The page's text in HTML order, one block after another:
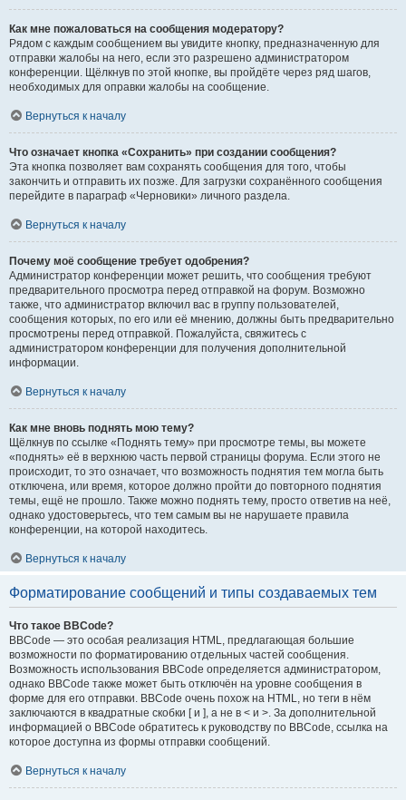
Как мне пожаловаться на сообщения модератору?
Рядом с каждым сообщением вы увидите кнопку, предназначенную для
отправки жалобы на него, если это разрешено администратором
конференции. Щёлкнув по этой кнопке, вы пройдёте через ряд шагов,
необходимых для оправки жалобы на сообщение.
Вернуться к началу
Что означает кнопка «Сохранить» при создании сообщения?
Эта кнопка позволяет вам сохранять сообщения для того, чтобы
закончить и отправить их позже. Для загрузки сохранённого сообщения
перейдите в параграф «Черновики» личного раздела.
Вернуться к началу
Почему моё сообщение требует одобрения?
Администратор конференции может решить, что сообщения требуют
предварительного просмотра перед отправкой на форум. Возможно
также, что администратор включил вас в группу пользователей,
сообщения которых, по его или её мнению, должны быть предварительно
просмотрены перед отправкой. Пожалуйста, свяжитесь с
администратором конференции для получения дополнительной
информации.
Вернуться к началу
Как мне вновь поднять мою тему?
Щёлкнув по ссылке «Поднять тему» при просмотре темы, вы можете
«поднять» её в верхнюю часть первой страницы форума. Если этого не
происходит, то это означает, что возможность поднятия тем могла быть
отключена, или время, которое должно пройти до повторного поднятия
темы, ещё не прошло. Также можно поднять тему, просто ответив на неё,
однако удостоверьтесь, что тем самым вы не нарушаете правила
конференции, на которой находитесь.
Вернуться к началу
Форматирование сообщений и типы создаваемых тем
Что такое BBCode?
BBCode — это особая реализация HTML, предлагающая большие
возможности по форматированию отдельных частей сообщения.
Возможность использования BBCode определяется администратором,
однако BBCode также может быть отключён на уровне сообщения в
форме для его отправки. BBCode очень похож на HTML, но теги в нём
заключаются в квадратные скобки [ и ], а не в < и >. За дополнительной
информацией о BBCode обратитесь к руководству по BBCode, ссылка на
которое доступна из формы отправки сообщений.
Вернуться к началу